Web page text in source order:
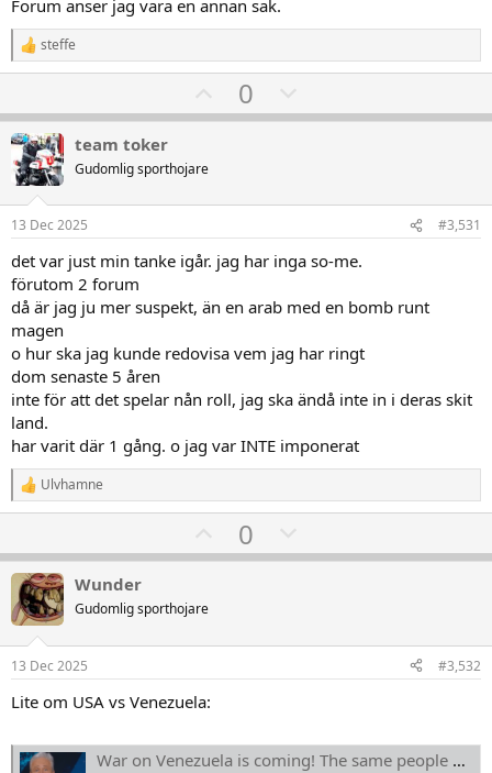
Forum anser jag vara en annan sak.
R
e
t
i
o
n
e
r
:
steffe
U
p
t
0
o
v
t
e
team toker
Gudomlig sporthojare
13 Dec 2025 #3,531
det var just min tanke igår. jag har inga so-me.
förutom 2 forum
då är jag ju mer suspekt, än en arab med en bomb runt
magen
o hur ska jag kunde redovisa vem jag har ringt
dom senaste 5 åren
inte för att det spelar nån roll, jag ska ändå inte in i deras skit
land.
har varit där 1 gång. o jag var INTE imponerat
R
e
t
i
o
n
r
:
Ulvhamne
U
p
t
0
o
v
t
Wunder
Gudomlig sporthojare
13 Dec 2025 #3,532
Lite om USA vs Venezuela:
War on Venezuela is coming! The same people who pushed for war on Iraq is pushing this as well! - Video